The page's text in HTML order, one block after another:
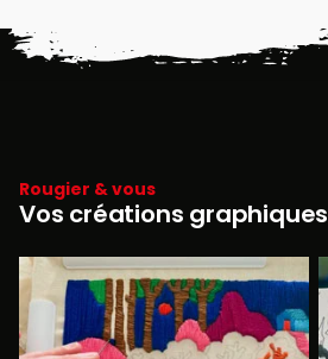
Rougier & vous
Vos créations graphiques